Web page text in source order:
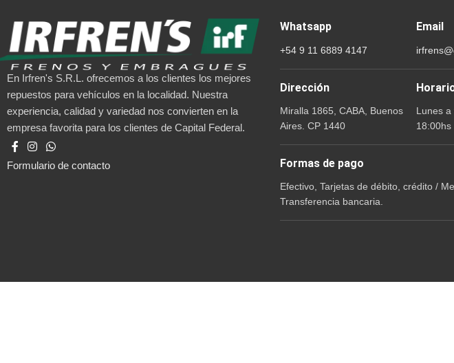
En Irfren's S.R.L. ofrecemos a los clientes los mejores
repuestos para vehículos en la localidad. Nuestra
experiencia, calidad y variedad nos convierten en la
empresa favorita para los clientes de Capital Federal.
Formulario de contacto
Whatsapp
+54 9 11 6889 4147
Email
Dirección
Miralla 1865, CABA, Buenos
Aires. CP 1440
Lunes a
18:00hs
Formas de pago
Efectivo, Tarjetas de débito, crédito /
Transferencia bancaria.